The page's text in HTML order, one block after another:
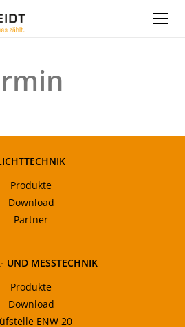
Produkte
Download
Partner
UND MESSTECHNIK
Produkte
Download
ENW 20